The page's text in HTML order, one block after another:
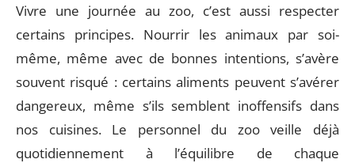
Vivre une journée au zoo, c’est aussi respecter
certains principes. Nourrir les animaux par soi-
même, même avec de bonnes intentions, s’avère
souvent risqué : certains aliments peuvent s’avérer
dangereux, même s’ils semblent inoffensifs dans
nos cuisines. Le personnel du zoo veille déjà
quotidiennement à l’équilibre de chaque